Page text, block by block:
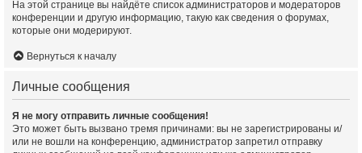
На этой странице вы найдёте список администраторов и модераторов
конференции и другую информацию, такую как сведения о форумах,
которые они модерируют.
Вернуться к началу
Личные сообщения
Я не могу отправить личные сообщения!
Это может быть вызвано тремя причинами: вы не зарегистрированы и/
или не вошли на конференцию, администратор запретил отправку